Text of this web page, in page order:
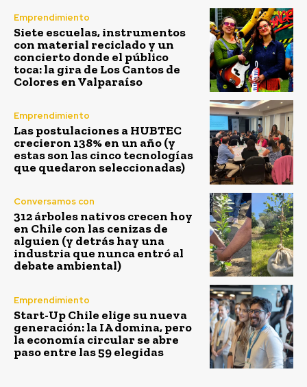
Emprendimiento
Siete escuelas, instrumentos
con material reciclado y un
concierto donde el público
toca: la gira de Los Cantos de
Colores en Valparaíso
Emprendimiento
Las postulaciones a HUBTEC
crecieron 138% en un año (y
estas son las cinco tecnologías
que quedaron seleccionadas)
Conversamos con
312 árboles nativos crecen hoy
en Chile con las cenizas de
alguien (y detrás hay una
industria que nunca entró al
debate ambiental)
Emprendimiento
Start-Up Chile elige su nueva
generación: la IA domina, pero
la economía circular se abre
paso entre las 59 elegidas